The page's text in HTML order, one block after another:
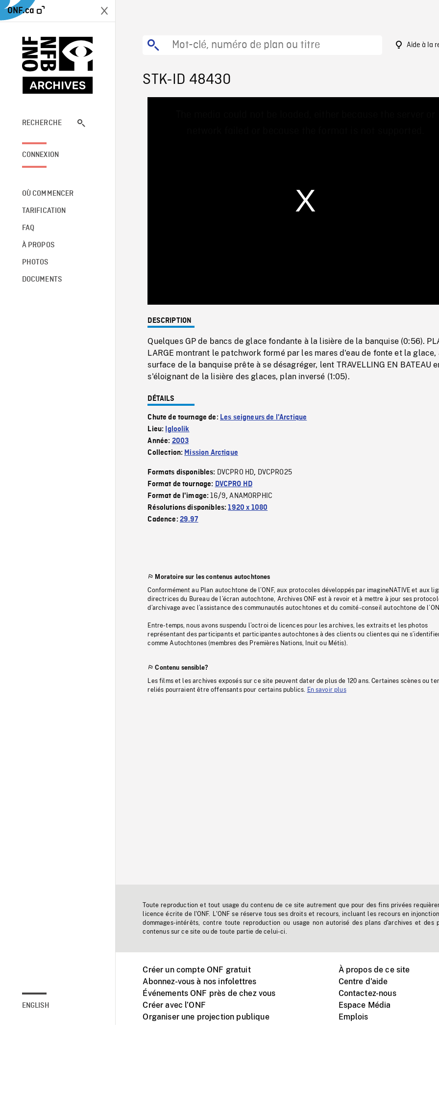
ONF.ca
RECHERCHE
CONNEXION
OÙ COMMENCER
TARIFICATION
FAQ
À PROPOS
PHOTOS
DOCUMENTS
ENGLISH
Aide à la
STK-ID 48430
0%
DESCRIPTION
Quelques GP de bancs de glace fondante à la lisière de la banquise (0:56).
LARGE montrant le patchwork formé par les mares d'eau de fonte et la glace,
surface de la banquise prête à se désagréger, lent TRAVELLING EN BATEAU
s'éloignant de la lisière des glaces, plan inversé (1:05).
DÉTAILS
Chute de tournage de: Les seigneurs de l'Arctique
Lieu: Igloolik
Année: 2003
Collection: Mission Arctique
Formats disponibles: DVCPRO HD, DVCPRO25
Format de tournage: DVCPRO HD
Format de l'image:16/9,ANAMORPHIC
Résolutions disponibles:1920 x 1080
Cadence: 29.97
Moratoire sur les contenus autochtones
Conformément au Plan autochtone de l’ONF, aux protocoles développés par imagineNATIVE et aux
directrices du Bureau de l’écran autochtone, Archives ONF est à revoir et à mettre à jour ses
d’archivage avec l’assistance des communautés autochtones et du comité-conseil autochtone de
Entre-temps, nous avons suspendu l’octroi de licences pour les archives, les extraits et les photos
représentant des participants et participantes autochtones à des clients ou clientes qui ne
comme Autochtones (membres des Premières Nations, Inuit ou Métis).
Contenu sensible?
Les films et les archives exposés sur ce site peuvent dater de plus de 120 ans. Certaines scènes ou
reliés pourraient être offensants pour certains publics.
En savoir plus
Toute reproduction et tout usage du contenu de ce site autrement que pour des fins privées
licence écrite de l'ONF. L'ONF se réserve tous ses droits et recours, incluant les recours en
dommages-intérêts, contre toute reproduction ou usage non autorisé des plans d'archives et des
contenus sur ce site ou de toute partie de celui-ci.
Créer un compte ONF gratuit
Abonnez-vous à nos infolettres
Événements ONF près de chez vous
Créer avec l’ONF
Organiser une projection publique
À propos de ce site
Centre d'aide
Contactez-nous
Espace Média
Emplois